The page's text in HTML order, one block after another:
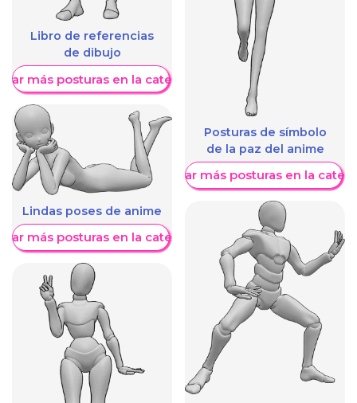
Libro de referencias
de dibujo
más posturas en la categoría
Lindas poses de anime
más posturas en la categoría
Posturas de símbolo
de la paz del anime
Mostrar más posturas en la